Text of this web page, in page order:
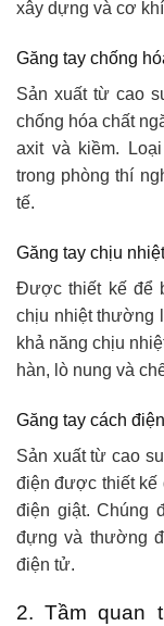
xây dựng và cơ
Găng tay chống
Sản xuất từ cao
chống hóa chất
axit và kiềm.
trong phòng thí
tế.
Găng tay chịu nhiệt
Được thiết kế để
chịu nhiệt thường
khả năng chịu
hàn, lò nung và
Găng tay cách điện
Sản xuất từ cao
điện được thiết kế
điện giật. Chúng
đựng và thường
điện tử.
2. Tầm quan